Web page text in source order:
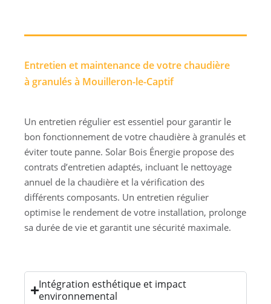
Entretien et maintenance de votre chaudière
à granulés à Mouilleron-le-Captif
Un entretien régulier est essentiel pour garantir le
bon fonctionnement de votre chaudière à granulés et
éviter toute panne. Solar Bois Énergie propose des
contrats d’entretien adaptés, incluant le nettoyage
annuel de la chaudière et la vérification des
différents composants. Un entretien régulier
optimise le rendement de votre installation, prolonge
sa durée de vie et garantit une sécurité maximale.
Intégration esthétique et impact
environnemental